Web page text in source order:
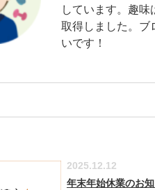
しています。趣
取得しました。ブ
いです！
2025.12.12
年末年始休業のお